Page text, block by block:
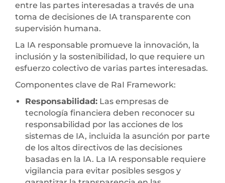
entre las partes interesadas a través de una
toma de decisiones de IA transparente con
supervisión humana.
La IA responsable promueve la innovación, la
inclusión y la sostenibilidad, lo que requiere un
esfuerzo colectivo de varias partes interesadas.
Componentes clave de RaI Framework:
Responsabilidad: Las empresas de
tecnología financiera deben reconocer su
responsabilidad por las acciones de los
sistemas de IA, incluida la asunción por parte
de los altos directivos de las decisiones
basadas en la IA. La IA responsable requiere
vigilancia para evitar posibles sesgos y